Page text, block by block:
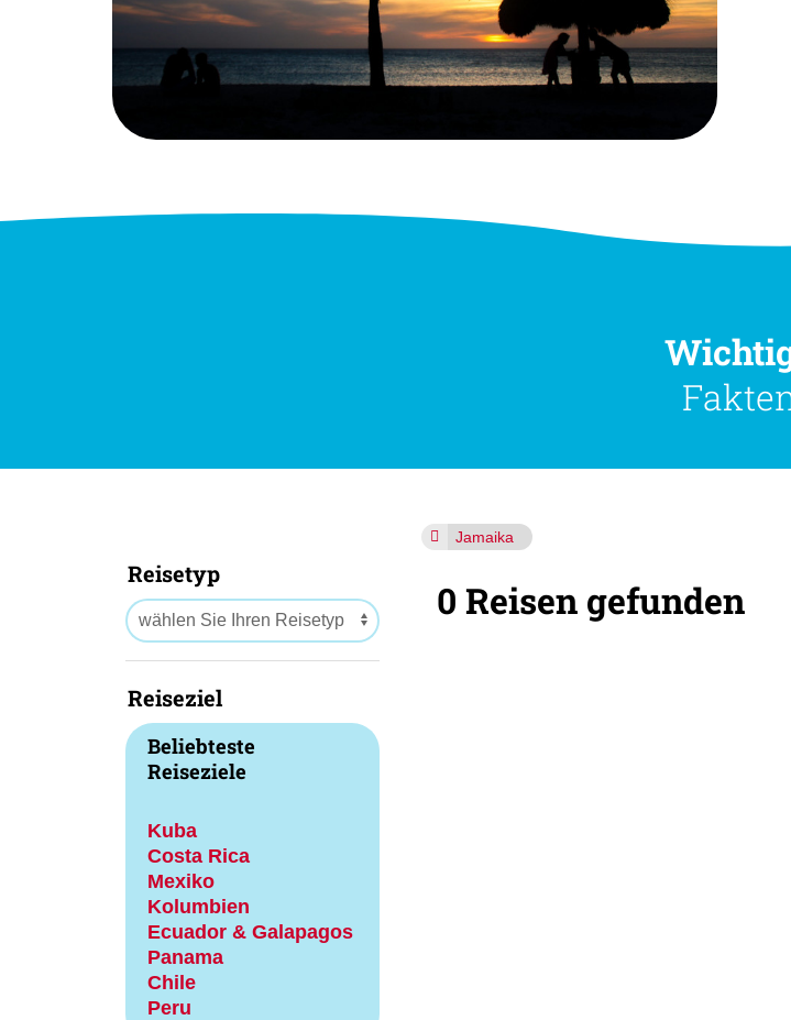
Reisetyp
Reiseziel
Beliebteste
Reiseziele
Kuba
Costa Rica
Mexiko
Kolumbien
Ecuador & Galapagos
Panama
Chile
Peru
Jamaika
0 Reisen gefunden